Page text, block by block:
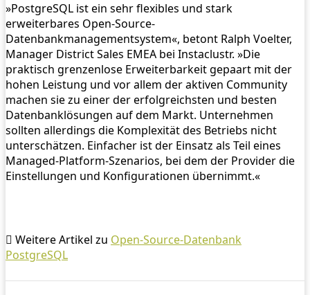
»PostgreSQL ist ein sehr flexibles und stark
erweiterbares Open-Source-
Datenbankmanagementsystem«, betont Ralph Voelter,
Manager District Sales EMEA bei Instaclustr. »Die
praktisch grenzenlose Erweiterbarkeit gepaart mit der
hohen Leistung und vor allem der aktiven Community
machen sie zu einer der erfolgreichsten und besten
Datenbanklösungen auf dem Markt. Unternehmen
sollten allerdings die Komplexität des Betriebs nicht
unterschätzen. Einfacher ist der Einsatz als Teil eines
Managed-Platform-Szenarios, bei dem der Provider die
Einstellungen und Konfigurationen übernimmt.«
Weitere Artikel zu Open-Source-Datenbank
PostgreSQL